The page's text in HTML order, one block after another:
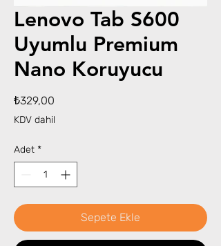
Lenovo Tab S600
Uyumlu Premium
Nano Koruyucu
₺329,00
KDV dahil
Adet *
Sepete Ekle